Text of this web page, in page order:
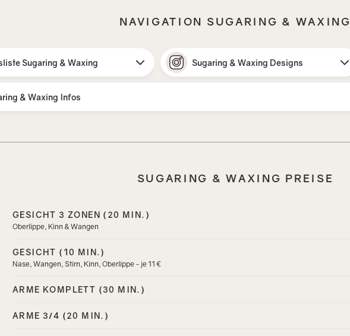
NAVIGATION SUGARING & WAXING
Sugaring & Waxing Sugaring & Waxing Designs
& Waxing Infos
SUGARING & WAXING PREISE
GESICHT 3 ZONEN (20 MIN.)
Oberlippe, Kinn & Wangen
GESICHT (10 MIN.)
Nase, Wangen, Stirn, Kinn, Oberlippe - je 11 €
ARME KOMPLETT (30 MIN.)
ARME 3/4 (20 MIN.)